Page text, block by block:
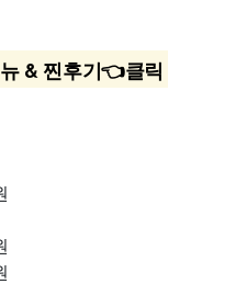
& 찐후기👈클릭